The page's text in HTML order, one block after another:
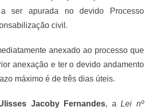
ser apurada no devido Processo
civil.
anexado ao processo que
anexação e ter o devido andamento
máximo é de três dias úteis.
Jacoby Fernandes, aLei nº